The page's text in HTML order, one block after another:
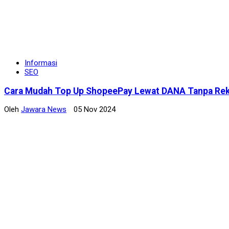
Informasi
SEO
Cara Mudah Top Up ShopeePay Lewat DANA Tanpa
Oleh Jawara News 05 Nov 2024